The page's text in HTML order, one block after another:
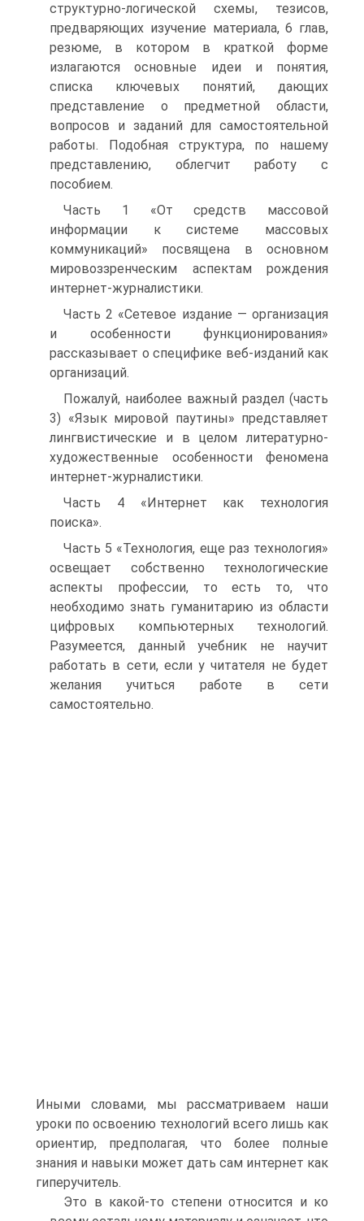
структурно-логической схемы, тезисов,
предваряющих изучение материала, 6 глав,
резюме, в котором в краткой форме
излагаются основные идеи и понятия,
списка ключевых понятий, дающих
представление о предметной области,
вопросов и заданий для самостоятельной
работы. Подобная структура, по нашему
представлению, облегчит работу с
пособием.
Часть 1 «От средств массовой
информации к системе массовых
коммуникаций» посвящена в основном
мировоззренческим аспектам рождения
интернет-журналистики.
Часть 2 «Сетевое издание — организация
и особенности функционирования»
рассказывает о специфике веб-изданий как
организаций.
Пожалуй, наиболее важный раздел (часть
3) «Язык мировой паутины» представляет
лингвистические и в целом литературно-
художественные особенности феномена
интернет-журналистики.
Часть 4 «Интернет как технология
поиска».
Часть 5 «Технология, еще раз технология»
освещает собственно технологические
аспекты профессии, то есть то, что
необходимо знать гуманитарию из области
цифровых компьютерных технологий.
Разумеется, данный учебник не научит
работать в сети, если у читателя не будет
желания учиться работе в сети
самостоятельно.
Иными словами, мы рассматриваем наши
уроки по освоению технологий всего лишь как
ориентир, предполагая, что более полные
знания и навыки может дать сам интернет как
гиперучитель.
Это в какой-то степени относится и ко